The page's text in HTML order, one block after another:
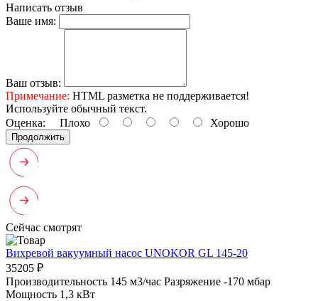
Написать отзыв
Ваше имя:
Ваш отзыв:
Примечание: HTML разметка не поддерживается!
Используйте обычный текст.
Оценка: Плохо Хорошо
Продолжить
Сейчас смотрят
Вихревой вакуумный насос UNOKOR GL 145-20
35205 ₽
Производительность 145 м3/час Разряжение -170 мбар
Мощность 1,3 кВт